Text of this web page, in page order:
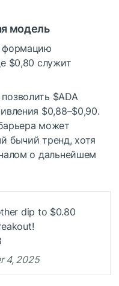
модель
формацию
$0,80 служит
$ADA
$0,88–$0,90.
может
бычий тренд, хотя
о дальнейшем
dip to $0.80
4, 2025